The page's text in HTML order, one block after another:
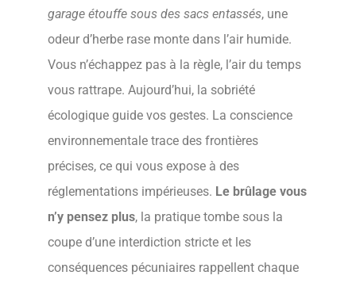
garage étouffe sous des sacs entassés, une
odeur d’herbe rase monte dans l’air humide.
Vous n’échappez pas à la règle, l’air du temps
vous rattrape. Aujourd’hui, la sobriété
écologique guide vos gestes. La conscience
environnementale trace des frontières
précises, ce qui vous expose à des
réglementations impérieuses. Le brûlage vous
n’y pensez plus, la pratique tombe sous la
coupe d’une interdiction stricte et les
conséquences pécuniaires rappellent chaque